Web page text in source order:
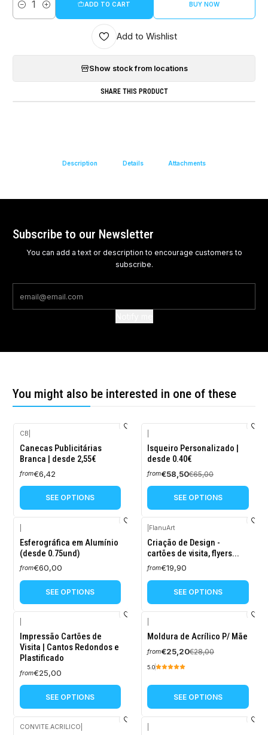
Quantity
ADD TO CART BUY NOW
Add to Wishlist
Show stock from locations
SHARE THIS PRODUCT
Description Details Attachments
Subscribe to our Newsletter
You can add a text or description to encourage customers to
subscribe.
You might also be interested in one of these
CB
Canecas Publicitárias
Branca | desde 2,55€
from€6,42
SEE OPTIONS
-10%
OFF
Isqueiro Personalizado |
desde 0.40€
from€58,50€65,00
SEE OPTIONS
Esferográfica em Alumínio
(desde 0.75und)
from€60,00
SEE OPTIONS
FlanuArt
Criação de Design -
cartões de visita, flyers...
from€19,90
SEE OPTIONS
Impressão Cartões de
Visita | Cantos Redondos e
Plastificado
from€25,00
SEE OPTIONS
-10%
OFF
Moldura de Acrílico P/ Mãe
from€25,20€28,00
5.0
SEE OPTIONS
CONVITE.ACRILICO